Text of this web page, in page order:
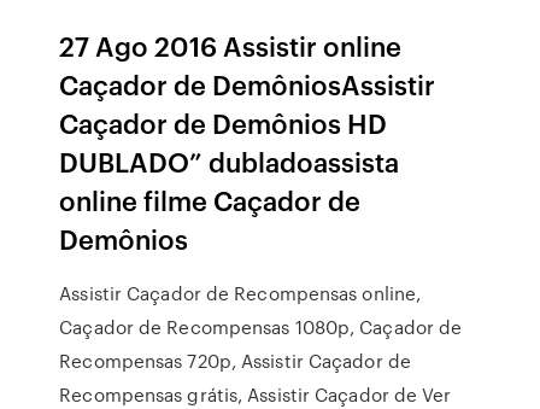
27 Ago 2016 Assistir online
Caçador de DemôniosAssistir
Caçador de Demônios HD
DUBLADO” dubladoassista
online filme Caçador de
Demônios
Assistir Caçador de Recompensas online,
Caçador de Recompensas 1080p, Caçador de
Recompensas 720p, Assistir Caçador de
Recompensas grátis, Assistir Caçador de Ver